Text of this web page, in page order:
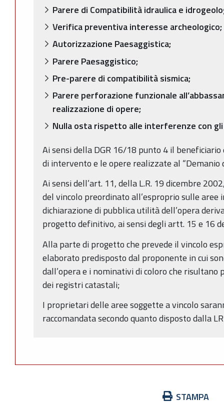
Parere di Compatibilità idraulica e
Verifica preventiva interesse archeologico;
Autorizzazione Paesaggistica;
Parere Paesaggistico;
Pre-parere di compatibilità sismica;
Parere perforazione funzionale
realizzazione di opere;
Nulla osta rispetto alle interferenze con
Ai sensi della DGR 16/18 punto 4 il
di intervento e le opere realizzate al “Demanio
Ai sensi dell’art. 11, della L.R. 19 dicembre
del vincolo preordinato all’esproprio sulle
dichiarazione di pubblica utilità dell’opera
progetto definitivo, ai sensi degli artt. 15 e 16
Alla parte di progetto che prevede il vincolo
elaborato predisposto dal proponente in cui
dall’opera e i nominativi di coloro che
dei registri catastali;
I proprietari delle aree soggette a vincolo
raccomandata secondo quanto disposto dalla
STAMPA